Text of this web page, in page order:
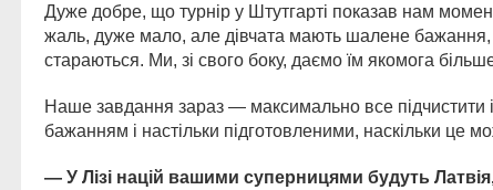
Дуже добре, що турнір у Штутгарті показав нам
жаль, дуже мало, але дівчата мають шалене бажання,
стараються. Ми, зі свого боку, даємо їм якомога
Наше завдання зараз — максимально все підчистити
бажанням і настільки підготовленими, наскільки це
— У Лізі націй вашими суперницями будуть